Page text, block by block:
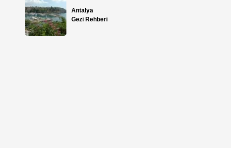
Antalya
Gezi Rehberi